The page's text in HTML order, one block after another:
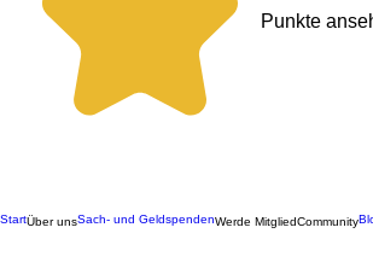
Punkte
StartÜber unsSach- und GeldspendenWerde MitgliedCommunity